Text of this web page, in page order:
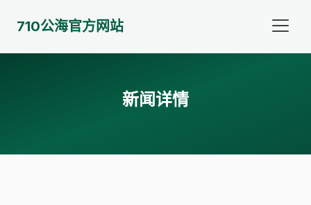
710公海官方网站
新闻详情